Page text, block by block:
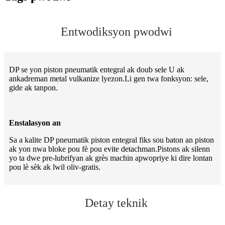
Entwodiksyon pwodwi
DP se yon piston pneumatik entegral ak doub sele U ak
ankadreman metal vulkanize lyezon.Li gen twa fonksyon: sele,
gide ak tanpon.
Enstalasyon an
Sa a kalite DP pneumatik piston entegral fiks sou baton an piston
ak yon nwa bloke pou fè pou evite detachman.Pistons ak silenn
yo ta dwe pre-lubrifyan ak grès machin apwopriye ki dire lontan
pou lè sèk ak lwil oliv-gratis.
Detay teknik